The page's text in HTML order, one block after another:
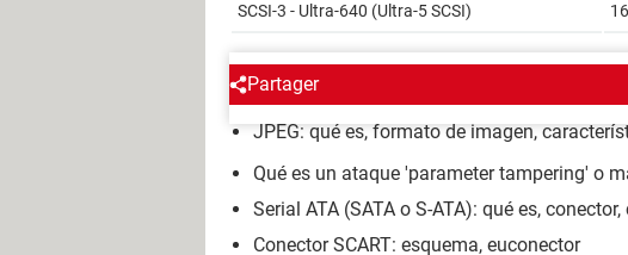
SCSI-3 - Ultra-640 (Ultra-5 SCSI) 16
Partager
ENCICLOPEDIA
JPEG: qué es, formato de imagen,
Qué es un ataque 'parameter tampering' o
Serial ATA (SATA o S-ATA): qué es,
Conector SCART: esquema, euconector